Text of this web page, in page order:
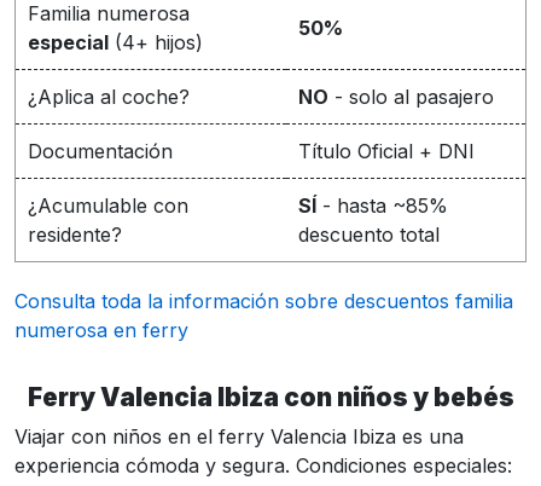
Familia numerosa
especial (4+ hijos)
50%
¿Aplica al coche? NO - solo al pasajero
Documentación Título Oficial + DNI
¿Acumulable con
residente?
SÍ - hasta ~85%
descuento total
Consulta toda la información sobre descuentos familia
numerosa en ferry
Ferry Valencia Ibiza con niños y bebés
Viajar con niños en el ferry Valencia Ibiza es una
experiencia cómoda y segura. Condiciones especiales: